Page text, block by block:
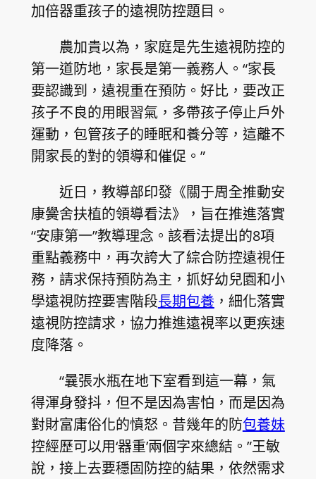
加倍器重孩子的遠視防控題目。
農加貴以為，家庭是先生遠視防控的
第一道防地，家長是第一義務人。“家長
要認識到，遠視重在預防。好比，要改正
孩子不良的用眼習氣，多帶孩子停止戶外
運動，包管孩子的睡眠和養分等，這離不
開家長的對的領導和催促。”
近日，教導部印發《關于周全推動安
康黌舍扶植的領導看法》，旨在推進落實
“安康第一”教導理念。該看法提出的8項
重點義務中，再次誇大了綜合防控遠視任
務，請求保持預防為主，抓好幼兒園和小
學遠視防控要害階段長期包養，細化落實
遠視防控請求，協力推進遠視率以更疾速
度降落。
“曩張水瓶在地下室看到這一幕，氣
得渾身發抖，但不是因為害怕，而是因為
對財富庸俗化的憤怒。昔幾年的防包養妹
控經歷可以用‘器重’兩個字來總結。”王敏
說，接上去要穩固防控的結果，依然需求